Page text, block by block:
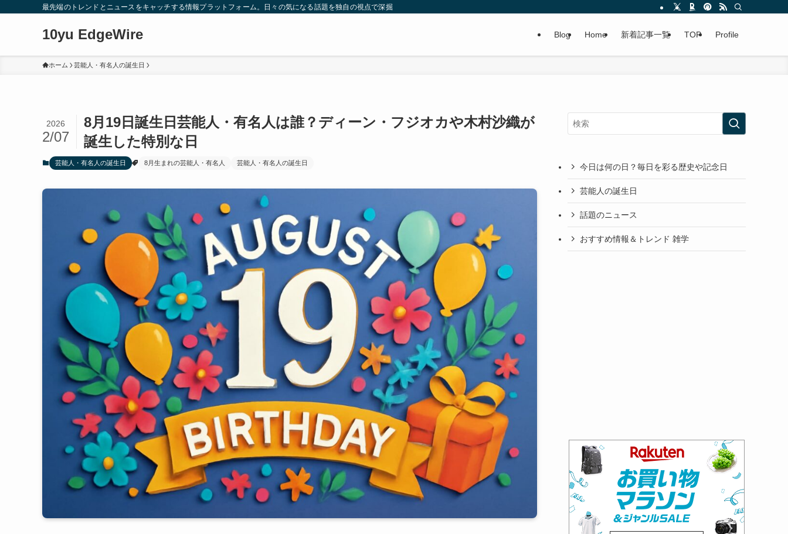
最先端のトレンドとニュースをキャッチする情報プラットフォーム。日々の気になる話題を独自の視点で深掘りしたコンテンツをお届けします。
10yu EdgeWire Blog Home 新着記事一覧 TOP Profile
ホーム 芸能人・有名人の誕生日
8月19日誕生日芸能人・有名人は誰？ディーン・フジオカや木村沙織が
誕生した特別な日
2026
2/07
芸能人・有名人の誕生日 8月生まれの芸能人・有名人 芸能人・有名人の誕生日 今日は何の日？毎日を彩る歴史や記念日
芸能人の誕生日
話題のニュース
おすすめ情報＆トレンド 雑学